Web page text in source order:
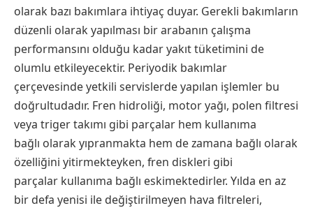
olarak bazı bakımlara ihtiyaç duyar. Gerekli bakımların
düzenli olarak yapılması bir arabanın çalışma
performansını olduğu kadar yakıt tüketimini de
olumlu etkileyecektir. Periyodik bakımlar
çerçevesinde yetkili servislerde yapılan işlemler bu
doğrultudadır. Fren hidroliği, motor yağı, polen filtresi
veya triger takımı gibi parçalar hem kullanıma
bağlı olarak yıpranmakta hem de zamana bağlı olarak
özelliğini yitirmekteyken, fren diskleri gibi
parçalar kullanıma bağlı eskimektedirler. Yılda en az
bir defa yenisi ile değiştirilmeyen hava filtreleri,